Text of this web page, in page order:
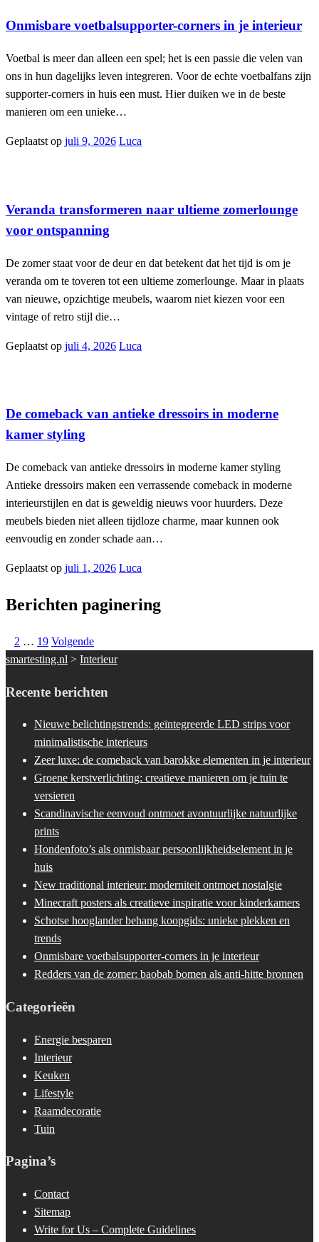
Onmisbare voetbalsupporter-corners in je interieur
Voetbal is meer dan alleen een spel; het is een passie die velen van
ons in hun dagelijks leven integreren. Voor de echte voetbalfans zijn
supporter-corners in huis een must. Hier duiken we in de beste
manieren om een unieke…
Geplaatst op juli 9, 2026 Luca
Veranda transformeren naar ultieme zomerlounge
voor ontspanning
De zomer staat voor de deur en dat betekent dat het tijd is om je
veranda om te toveren tot een ultieme zomerlounge. Maar in plaats
van nieuwe, opzichtige meubels, waarom niet kiezen voor een
vintage of retro stijl die…
Geplaatst op juli 4, 2026 Luca
De comeback van antieke dressoirs in moderne
kamer styling
De comeback van antieke dressoirs in moderne kamer styling
Antieke dressoirs maken een verrassende comeback in moderne
interieurstijlen en dat is geweldig nieuws voor huurders. Deze
meubels bieden niet alleen tijdloze charme, maar kunnen ook
eenvoudig en zonder schade aan…
Geplaatst op juli 1, 2026 Luca
Berichten paginering
2 … 19 Volgende
smartesting.nl > Interieur
Recente berichten
Nieuwe belichtingstrends: geïntegreerde LED strips voor
minimalistische interieurs
Zeer luxe: de comeback van barokke elementen in je interieur
Groene kerstverlichting: creatieve manieren om je tuin te
versieren
Scandinavische eenvoud ontmoet avontuurlijke natuurlijke
prints
Hondenfoto’s als onmisbaar persoonlijkheidselement in je
huis
New traditional interieur: moderniteit ontmoet nostalgie
Minecraft posters als creatieve inspiratie voor kinderkamers
Schotse hooglander behang koopgids: unieke plekken en
trends
Onmisbare voetbalsupporter-corners in je interieur
Redders van de zomer: baobab bomen als anti-hitte bronnen
Categorieën
Energie besparen
Interieur
Keuken
Lifestyle
Raamdecoratie
Tuin
Pagina’s
Contact
Sitemap
Write for Us – Complete Guidelines